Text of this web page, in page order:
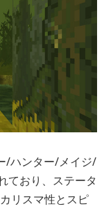
/ハンター/メイジ/
ており、ステータ
リスマ性とスピ